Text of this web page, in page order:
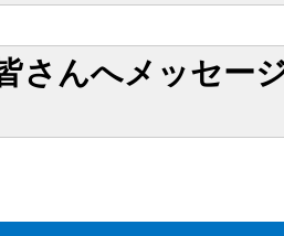
さんへメッセー